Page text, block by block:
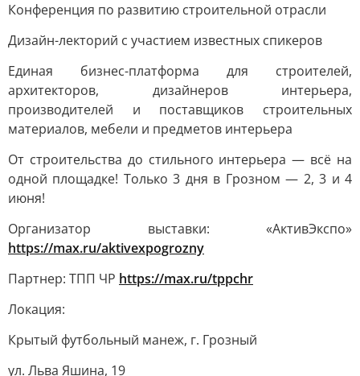
Конференция по развитию строительной отрасли
Дизайн-лекторий с участием известных спикеров
Единая бизнес-платформа для строителей,
архитекторов, дизайнеров интерьера,
производителей и поставщиков строительных
материалов, мебели и предметов интерьера
От строительства до стильного интерьера — всё на
одной площадке! Только 3 дня в Грозном — 2, 3 и 4
июня!
Организатор выставки: «АктивЭкспо»
https://max.ru/aktivexpogrozny
Партнер: ТПП ЧР https://max.ru/tppchr
Локация:
Крытый футбольный манеж, г. Грозный
ул. Льва Яшина, 19